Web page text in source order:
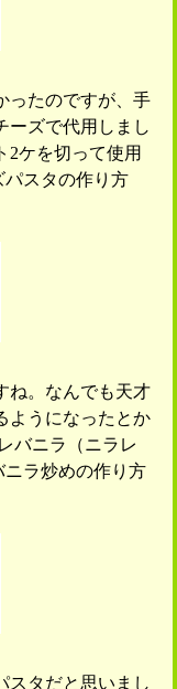
ったのですが、手
ーズで代用しまし
2ケを切って使用
スタの作り方
ね。なんでも天才
ようになったとか
バニラ（ニラレ
ラ炒めの作り方
スタだと思いまし